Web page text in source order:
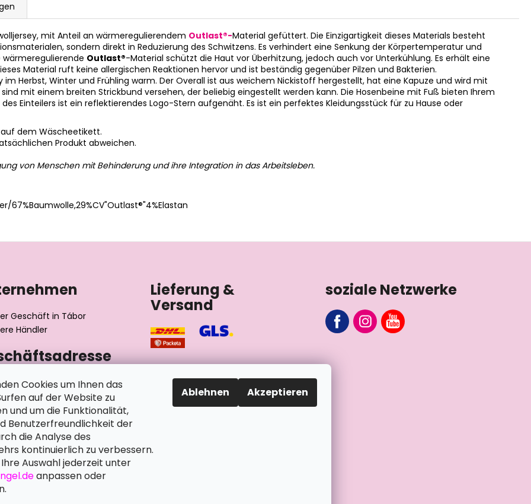
Cookies um Ihnen das
auf der Website zu
und um die Funktionalität,
Benutzerfreundlichkeit der
die Analyse des
kontinuierlich zu verbessern.
Auswahl jederzeit unter
anpassen oder
Ablehnen Akzeptieren
mit Anteil an wärmeregulierendem Outlast®-Material gefüttert. Die Einzigartigkeit dieses Materials besteht
sondern direkt in Reduzierung des Schwitzens. Es verhindert eine Senkung der Körpertemperatur und
wärmeregulierende Outlast®-Material schützt die Haut vor Überhitzung, jedoch auch vor Unterkühlung. Es erhält eine
Material ruft keine allergischen Reaktionen hervor und ist beständig gegenüber Pilzen und Bakterien.
Herbst, Winter und Frühling warm. Der Overall ist aus weichem Nickistoff hergestellt, hat eine Kapuze und wird mit
mit einem breiten Strickbund versehen, der beliebig eingestellt werden kann. Die Hosenbeine mit Fuß bieten Ihrem
Einteilers ist ein reflektierendes Logo-Stern aufgenäht. Es ist ein perfektes Kleidungsstück für zu Hause oder
dem Wäscheetikett.
Produkt abweichen.
von Menschen mit Behinderung und ihre Integration in das Arbeitsleben.
67%Baumwolle,29%CV"Outlast®"4%Elastan
Geschäft in Tábor
Händler
družstvo invalidů
2510/1
Tábor
Republik
Lieferung &
Versand
soziale Netzwerke